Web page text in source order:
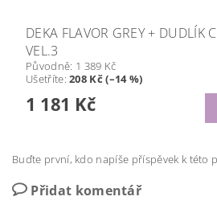
DEKA FLAVOR GREY + DUDLÍK
VEL.3
Původně: 1 389 Kč
Ušetříte:208 Kč (–14 %)
1 181 Kč
Buďte první, kdo napíše příspěvek k této
Přidat komentář